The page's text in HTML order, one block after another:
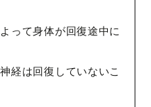
って身体が回復途中に
経は回復していないこ